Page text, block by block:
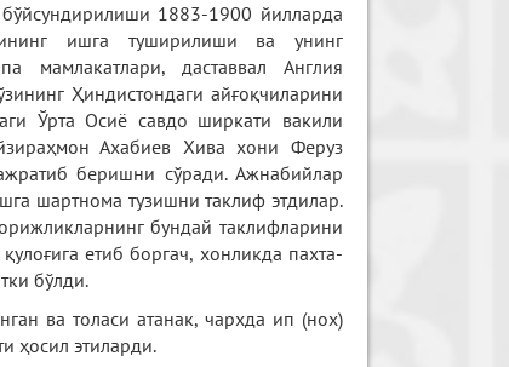
1883-1900 йилларда
ишга туширилиши ва унинг
мамлакатлари, даставвал Англия
Ҳиндистондаги айғоқчиларини
Ўрта Осиё савдо ширкати вакили
Ахабиев Хива хони Феруз
беришни сўради. Ажнабийлар
шартнома тузишни таклиф этдилар.
бундай таклифларини
етиб боргач, хонликда пахта-
бўлди.
ва толаси атанак, чархда ип (нох)
ҳосил этиларди.